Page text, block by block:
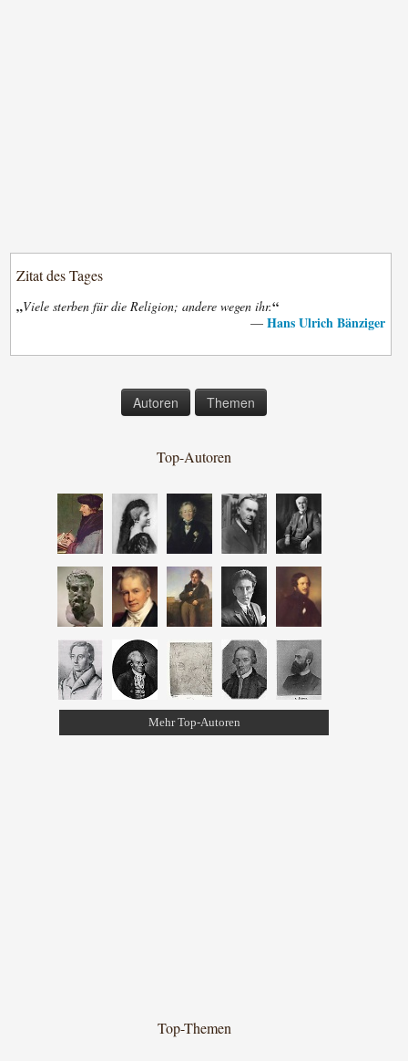
Zitat des Tages
„Viele sterben für die Religion; andere wegen ihr.“
— Hans Ulrich Bänziger
Autoren Themen
Top-Autoren
Mehr Top-Autoren
Top-Themen